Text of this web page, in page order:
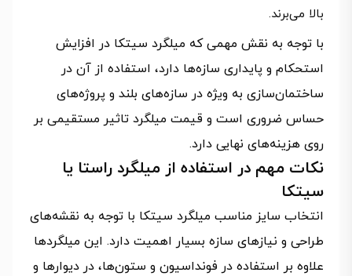
بالا می‌برند.
با توجه به نقش مهمی که میلگرد سیتکا در افزایش
استحکام و پایداری سازه‌ها دارد، استفاده از آن در
ساختمان‌سازی به ویژه در سازه‌های بلند و پروژه‌های
حساس ضروری است و قیمت میلگرد تاثیر مستقیمی بر
روی هزینه‌های نهایی دارد.
نکات مهم در استفاده از میلگرد راستا یا
سیتکا
انتخاب سایز مناسب میلگرد سیتکا با توجه به نقشه‌های
طراحی و نیازهای سازه بسیار اهمیت دارد. این میلگردها
علاوه بر استفاده در فونداسیون و ستون‌ها، در دیوارها و